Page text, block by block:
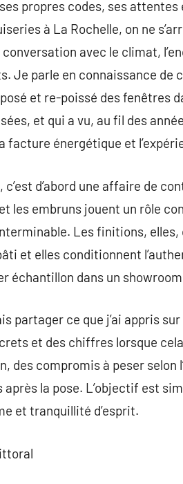
propres codes, ses
à La Rochelle, on ne
avec le climat,
Je parle en connaissance de
et re-poissé des fenêtres
et qui a vu, au fil des
facture énergétique et
d’abord une affaire de
les embruns jouent un rôle
Les finitions,
et elles conditionnent
échantillon dans un
partager ce que j’ai appris
et des chiffres lorsque
des compromis à peser
la pose. L’objectif est
et tranquillité d’esprit.